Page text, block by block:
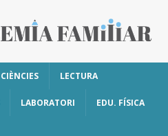
CIÈNCIES LECTURA
LABORATORI EDU. FÍSICA